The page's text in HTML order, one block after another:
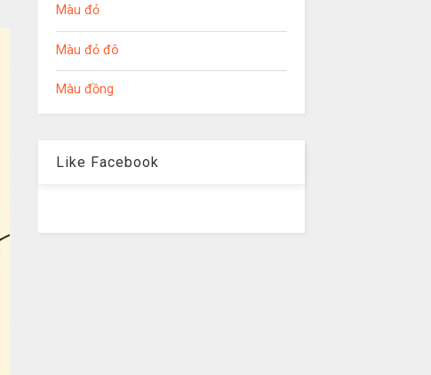
Màu đỏ
Màu đỏ đô
Màu đồng
Like Facebook